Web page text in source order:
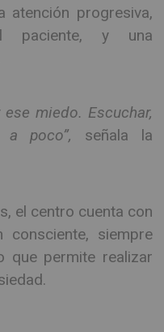
atención progresiva,
paciente, y una
miedo. Escuchar,
poco”,
señala la
el centro cuenta con
siempre
que permite realizar